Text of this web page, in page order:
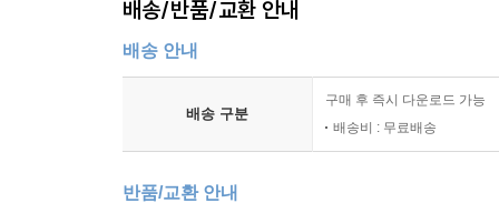
배송/반품/교환 안내
배송 안내
배송 구분
구매 후 즉시 다운로드 가능
배송비 : 무료배송
반품/교환 안내